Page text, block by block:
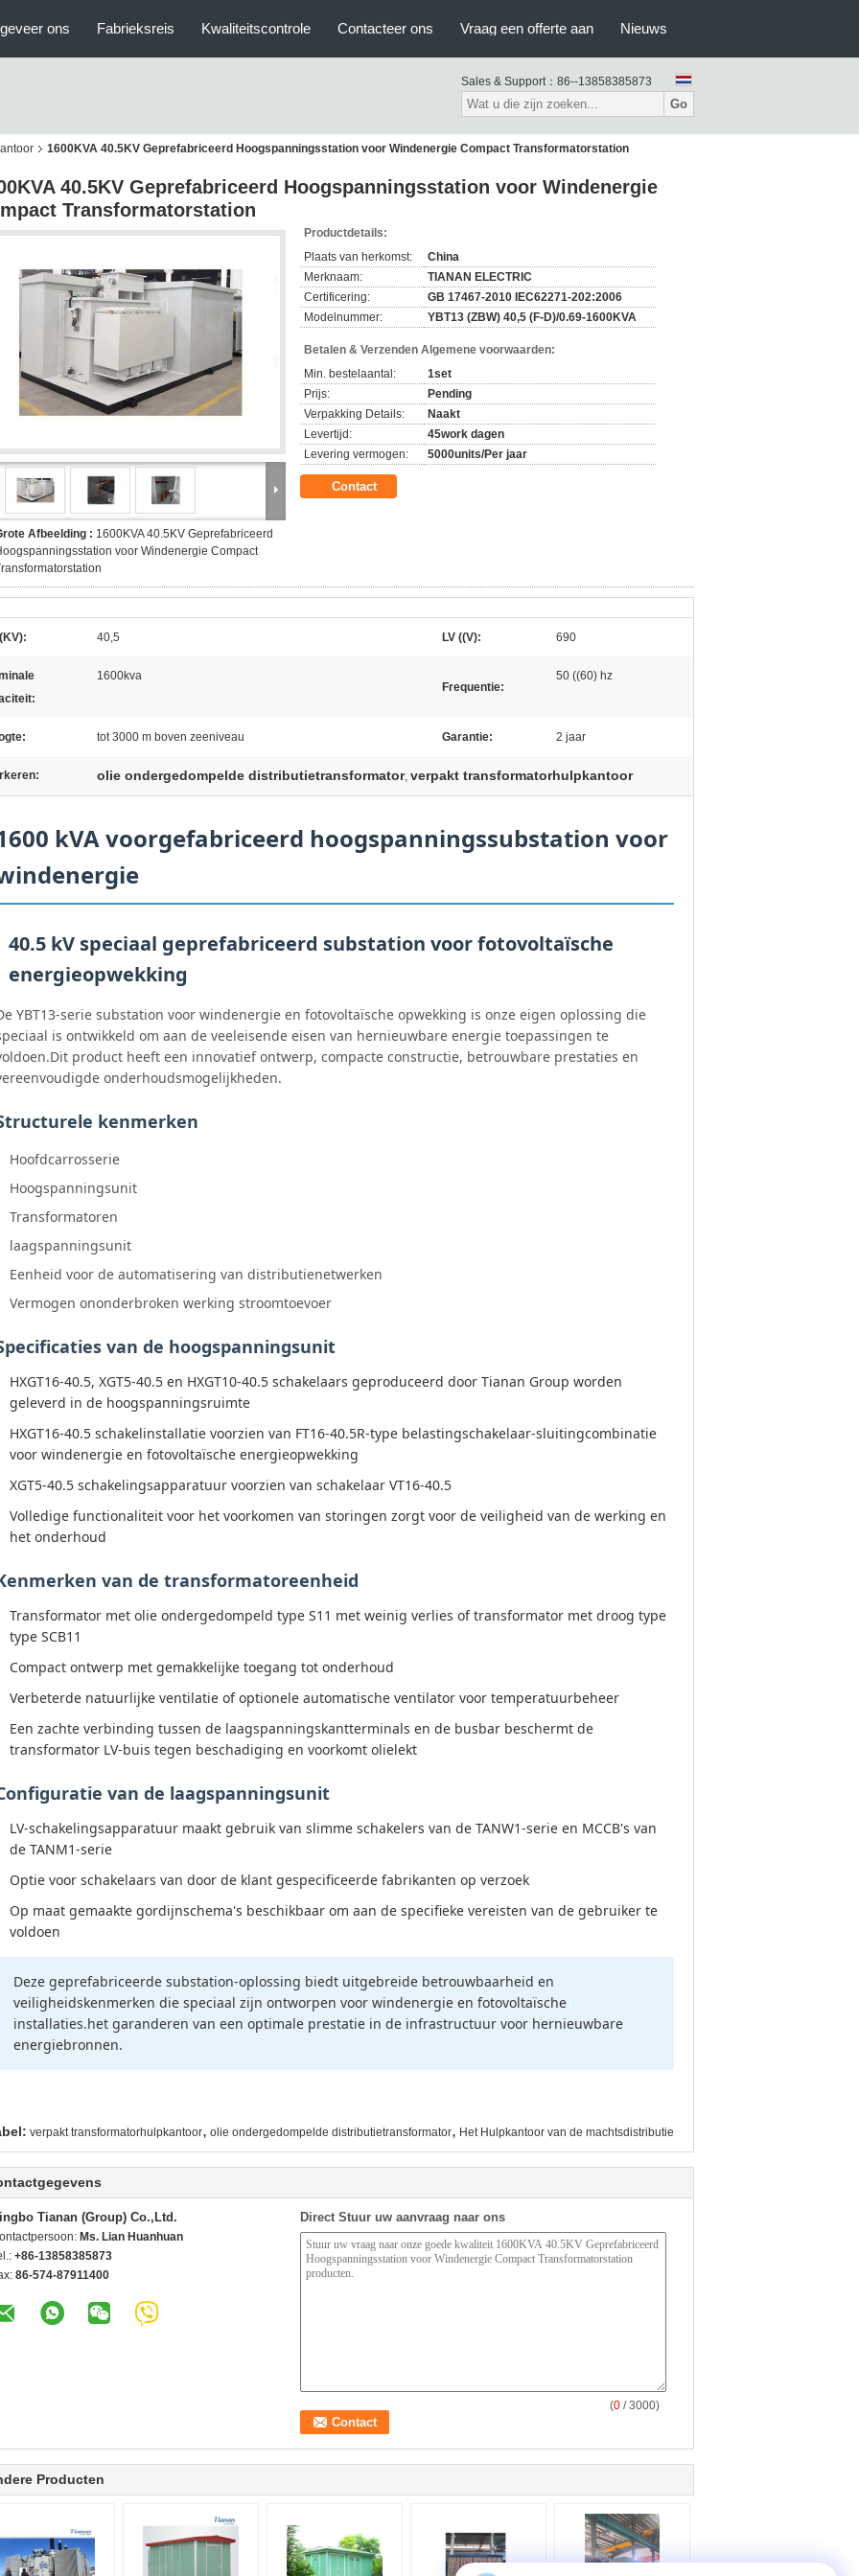
ons Fabrieksreis Kwaliteitscontrole Contacteer ons Vraag een offerte aan Nieuws
Sales & Support： 86--13858385873
Go
1600KVA 40.5KV Geprefabriceerd Hoogspanningsstation voor Windenergie Compact Transformatorstation
40.5KV Geprefabriceerd Hoogspanningsstation voor Windenergie
Transformatorstation
Afbeelding : 1600KVA 40.5KV Geprefabriceerd
voor Windenergie Compact
Productdetails:
Plaats van herkomst:
China
Merknaam:
TIANAN ELECTRIC
Certificering:
GB 17467-2010 IEC62271-202:2006
Modelnummer:
YBT13 (ZBW) 40,5 (F-D)/0.69-1600KVA
Betalen & Verzenden Algemene voorwaarden:
Min. bestelaantal:
1set
Prijs:
Pending
Verpakking Details:
Naakt
Levertijd:
45work dagen
Levering vermogen:
5000units/Per jaar
Contact
40,5 LV ((V): 690
1600kva
Frequentie:
50 ((60) hz
tot 3000 m boven zeeniveau Garantie: 2 jaar
olie ondergedompelde distributietransformator, verpakt transformatorhulpkantoor
kVA voorgefabriceerd hoogspanningssubstation voor
40.5 kV speciaal geprefabriceerd substation voor fotovoltaïsche
energieopwekking
YBT13-serie substation voor windenergie en fotovoltaïsche opwekking is onze eigen oplossing die
is ontwikkeld om aan de veeleisende eisen van hernieuwbare energie toepassingen te
product heeft een innovatief ontwerp, compacte constructie, betrouwbare prestaties en
onderhoudsmogelijkheden.
kenmerken
Hoofdcarrosserie
Hoogspanningsunit
Transformatoren
laagspanningsunit
Eenheid voor de automatisering van distributienetwerken
Vermogen ononderbroken werking stroomtoevoer
van de hoogspanningsunit
HXGT16-40.5, XGT5-40.5 en HXGT10-40.5 schakelaars geproduceerd door Tianan Group worden
geleverd in de hoogspanningsruimte
HXGT16-40.5 schakelinstallatie voorzien van FT16-40.5R-type belastingschakelaar-sluitingcombinatie
voor windenergie en fotovoltaïsche energieopwekking
XGT5-40.5 schakelingsapparatuur voorzien van schakelaar VT16-40.5
Volledige functionaliteit voor het voorkomen van storingen zorgt voor de veiligheid van de werking en
het onderhoud
van de transformatoreenheid
Transformator met olie ondergedompeld type S11 met weinig verlies of transformator met droog type
type SCB11
Compact ontwerp met gemakkelijke toegang tot onderhoud
Verbeterde natuurlijke ventilatie of optionele automatische ventilator voor temperatuurbeheer
Een zachte verbinding tussen de laagspanningskantterminals en de busbar beschermt de
transformator LV-buis tegen beschadiging en voorkomt olielekt
van de laagspanningsunit
LV-schakelingsapparatuur maakt gebruik van slimme schakelers van de TANW1-serie en MCCB's van
de TANM1-serie
Optie voor schakelaars van door de klant gespecificeerde fabrikanten op verzoek
Op maat gemaakte gordijnschema's beschikbaar om aan de specifieke vereisten van de gebruiker te
voldoen
Deze geprefabriceerde substation-oplossing biedt uitgebreide betrouwbaarheid en
veiligheidskenmerken die speciaal zijn ontworpen voor windenergie en fotovoltaïsche
installaties.het garanderen van een optimale prestatie in de infrastructuur voor hernieuwbare
energiebronnen.
verpakt transformatorhulpkantoor, olie ondergedompelde distributietransformator, Het Hulpkantoor van de machtsdistributie
Tianan (Group) Co.,Ltd.
Ms. Lian Huanhuan
+86-13858385873
86-574-87911400
Direct Stuur uw aanvraag naar ons
(0 / 3000)
Producten